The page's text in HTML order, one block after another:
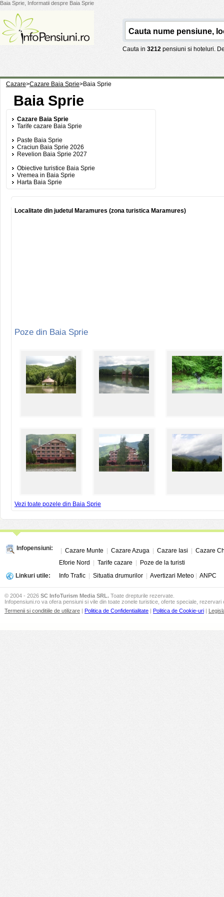
Baia Sprie, Informatii despre Baia Sprie
Cauta in 3212 pensiuni si hoteluri.
Cazare>Cazare Baia Sprie>Baia Sprie
Baia Sprie
Cazare Baia Sprie
Tarife cazare Baia Sprie
Paste Baia Sprie
Craciun Baia Sprie 2026
Revelion Baia Sprie 2027
Obiective turistice Baia Sprie
Vremea in Baia Sprie
Harta Baia Sprie
Localitate din judetul Maramures (zona turistica Maramures)
Poze din Baia Sprie
Vezi toate pozele din Baia Sprie
Infopensiuni: Cazare Munte Cazare Azuga Cazare Iasi
Cazare
Eforie Nord
Tarife cazare
Poze de la turisti
Linkuri utile:
Info Trafic Situatia drumurilor Avertizari Meteo ANPC
© 2004 - 2026 SC InfoTurism Media SRL. Toate drepturile rezervate.
Infopensiuni.ro va ofera pensiuni si vile din toate zonele turistice, oferte speciale, rezervari
Termenii si conditiile de utilizare | Politica de Confidentialitate | Politica de Cookie-uri |